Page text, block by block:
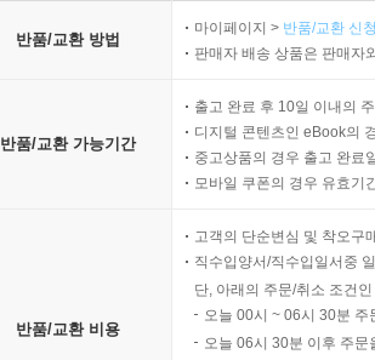
반품/교환 방법
마이페이지 > 반품/교환 신
판매자 배송 상품은 판매자
반품/교환 가능기간
출고 완료 후 10일 이내의
디지털 콘텐츠인 eBook의
중고상품의 경우 출고 완료
모바일 쿠폰의 경우 유효기
반품/교환 비용
고객의 단순변심 및 착오구
직수입양서/직수입일서중
단, 아래의 주문/취소 조건
오늘 00시 ~ 06시 30분
오늘 06시 30분 이후 주